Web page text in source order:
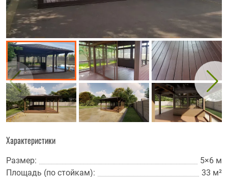
Характеристики
Размер:
5×6 м
Площадь (по стойкам):
33 м²